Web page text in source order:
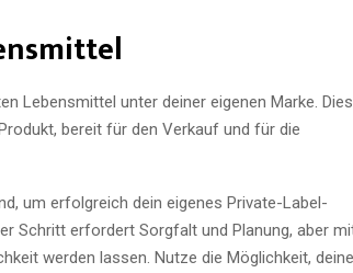
Lebensmittel unter deiner eigenen Marke. Dies
bereit für den Verkauf und für die
um erfolgreich dein eigenes Private-Label-
Schritt erfordert Sorgfalt und Planung, aber
werden lassen. Nutze die Möglichkeit, deine